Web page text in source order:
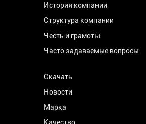
История компании
Структура компании
Честь и грамоты
Часто задаваемые вопросы
Скачать
Новости
Марка
Качество